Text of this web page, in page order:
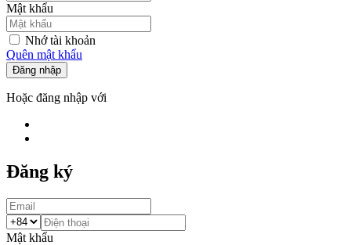
Mật khẩu
Nhớ tài khoản
Quên mật khẩu
Đăng nhập
Hoặc đăng nhập với
Đăng ký
Mật khẩu